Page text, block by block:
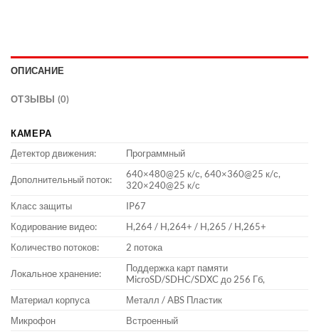
ОПИСАНИЕ
ОТЗЫВЫ (0)
КАМЕРА
Детектор движения:
Программный
Дополнительный поток:
640×480@25 к/с, 640×360@25 к/с,
320×240@25 к/с
Класс защиты
IP67
Кодирование видео:
H,264 / H,264+ / H,265 / H,265+
Количество потоков:
2 потока
Локальное хранение:
Поддержка карт памяти
MicroSD/SDHC/SDXC до 256 Гб,
Материал корпуса
Металл / ABS Пластик
Микрофон
Встроенный